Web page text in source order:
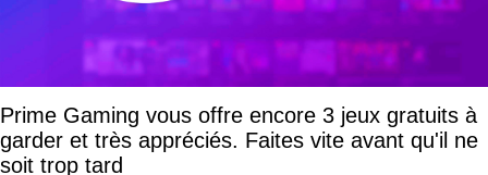
Prime Gaming vous offre encore 3 jeux gratuits à
garder et très appréciés. Faites vite avant qu'il ne
soit trop tard